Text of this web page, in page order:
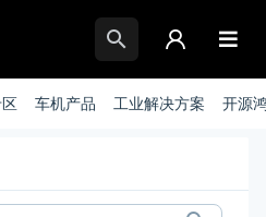
车机产品 工业解决方案 开源